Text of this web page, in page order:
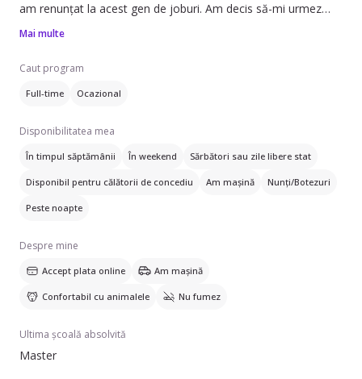
am renunțat la acest gen de joburi. Am decis să-mi urmez
pasiunile. Una dintre acestea este gătitul, dar pentru ca
de un extra venit.
Mai multe
Caut program
Full-time Ocazional
Disponibilitatea mea
În timpul săptămânii În weekend Sărbători sau zile libere stat
Disponibil pentru călătorii de concediu Am mașină Nunți/Botezuri
Peste noapte
Despre mine
Accept plata online Am mașină
Confortabil cu animalele Nu fumez
Ultima școală absolvită
Master